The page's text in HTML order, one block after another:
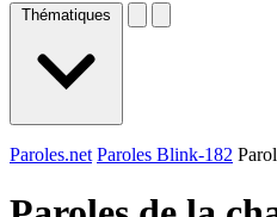
Thématiques
Paroles.net Paroles Blink-182